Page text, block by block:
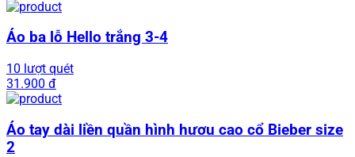
Áo ba lỗ Hello trắng 3-4
10 lượt quét
31.900 đ
Áo tay dài liền quần hình hươu cao cổ Bieber size
2